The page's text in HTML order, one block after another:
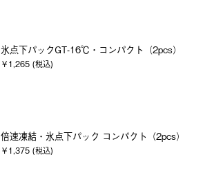
氷点下パックGT-16℃・コンパクト（2pcs）
￥1,265 (税込)
倍速凍結・氷点下パック コンパクト（2pcs）
￥1,375 (税込)